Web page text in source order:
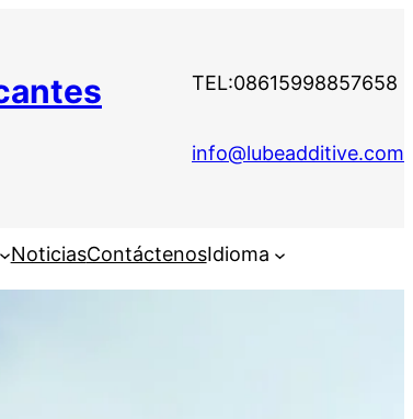
TEL:08615998857658
info@lubeadditive.com
NoticiasContáctenosIdioma